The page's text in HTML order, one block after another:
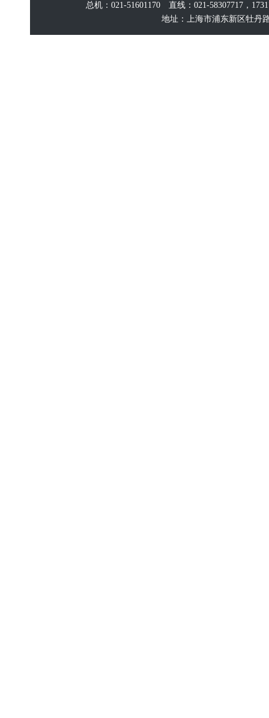
总机：021-51601170 直线：021-58307717，
地址：上海市浦东新区牡丹